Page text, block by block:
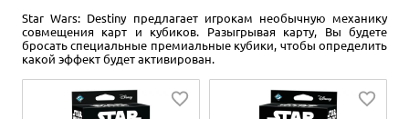
Star Wars: Destiny предлагает игрокам необычную механику
совмещения карт и кубиков. Разыгрывая карту, Вы будете
бросать специальные премиальные кубики, чтобы определить
какой эффект будет активирован.